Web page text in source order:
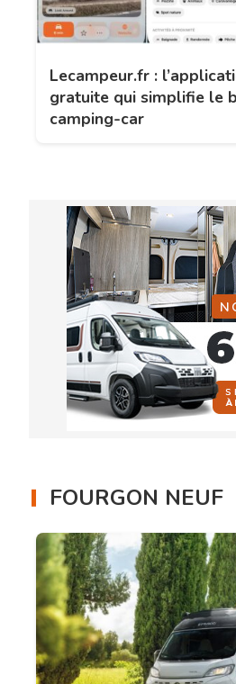
Lecampeur.fr :
gratuite qui simplifie le
camping-car
FOURGON NEUF